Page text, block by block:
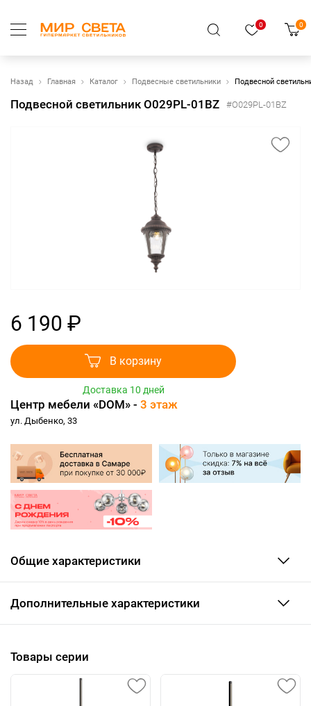
0 0
Назад Главная Каталог Подвесные светильники Подвесной
Подвесной светильник O029PL-01BZ #O029PL-01BZ
6 190 ₽
В корзину
Доставка 10 дней
Центр мебели «DOM» - 3 этаж
ул. Дыбенко, 33
Общие характеристики
Дополнительные характеристики
Товары серии